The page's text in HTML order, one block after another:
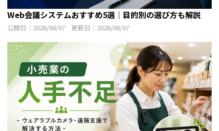
Web会議システムおすすめ5選｜目的別の選び方も解説
公開日：2026/08/07 更新日：2026/08/07